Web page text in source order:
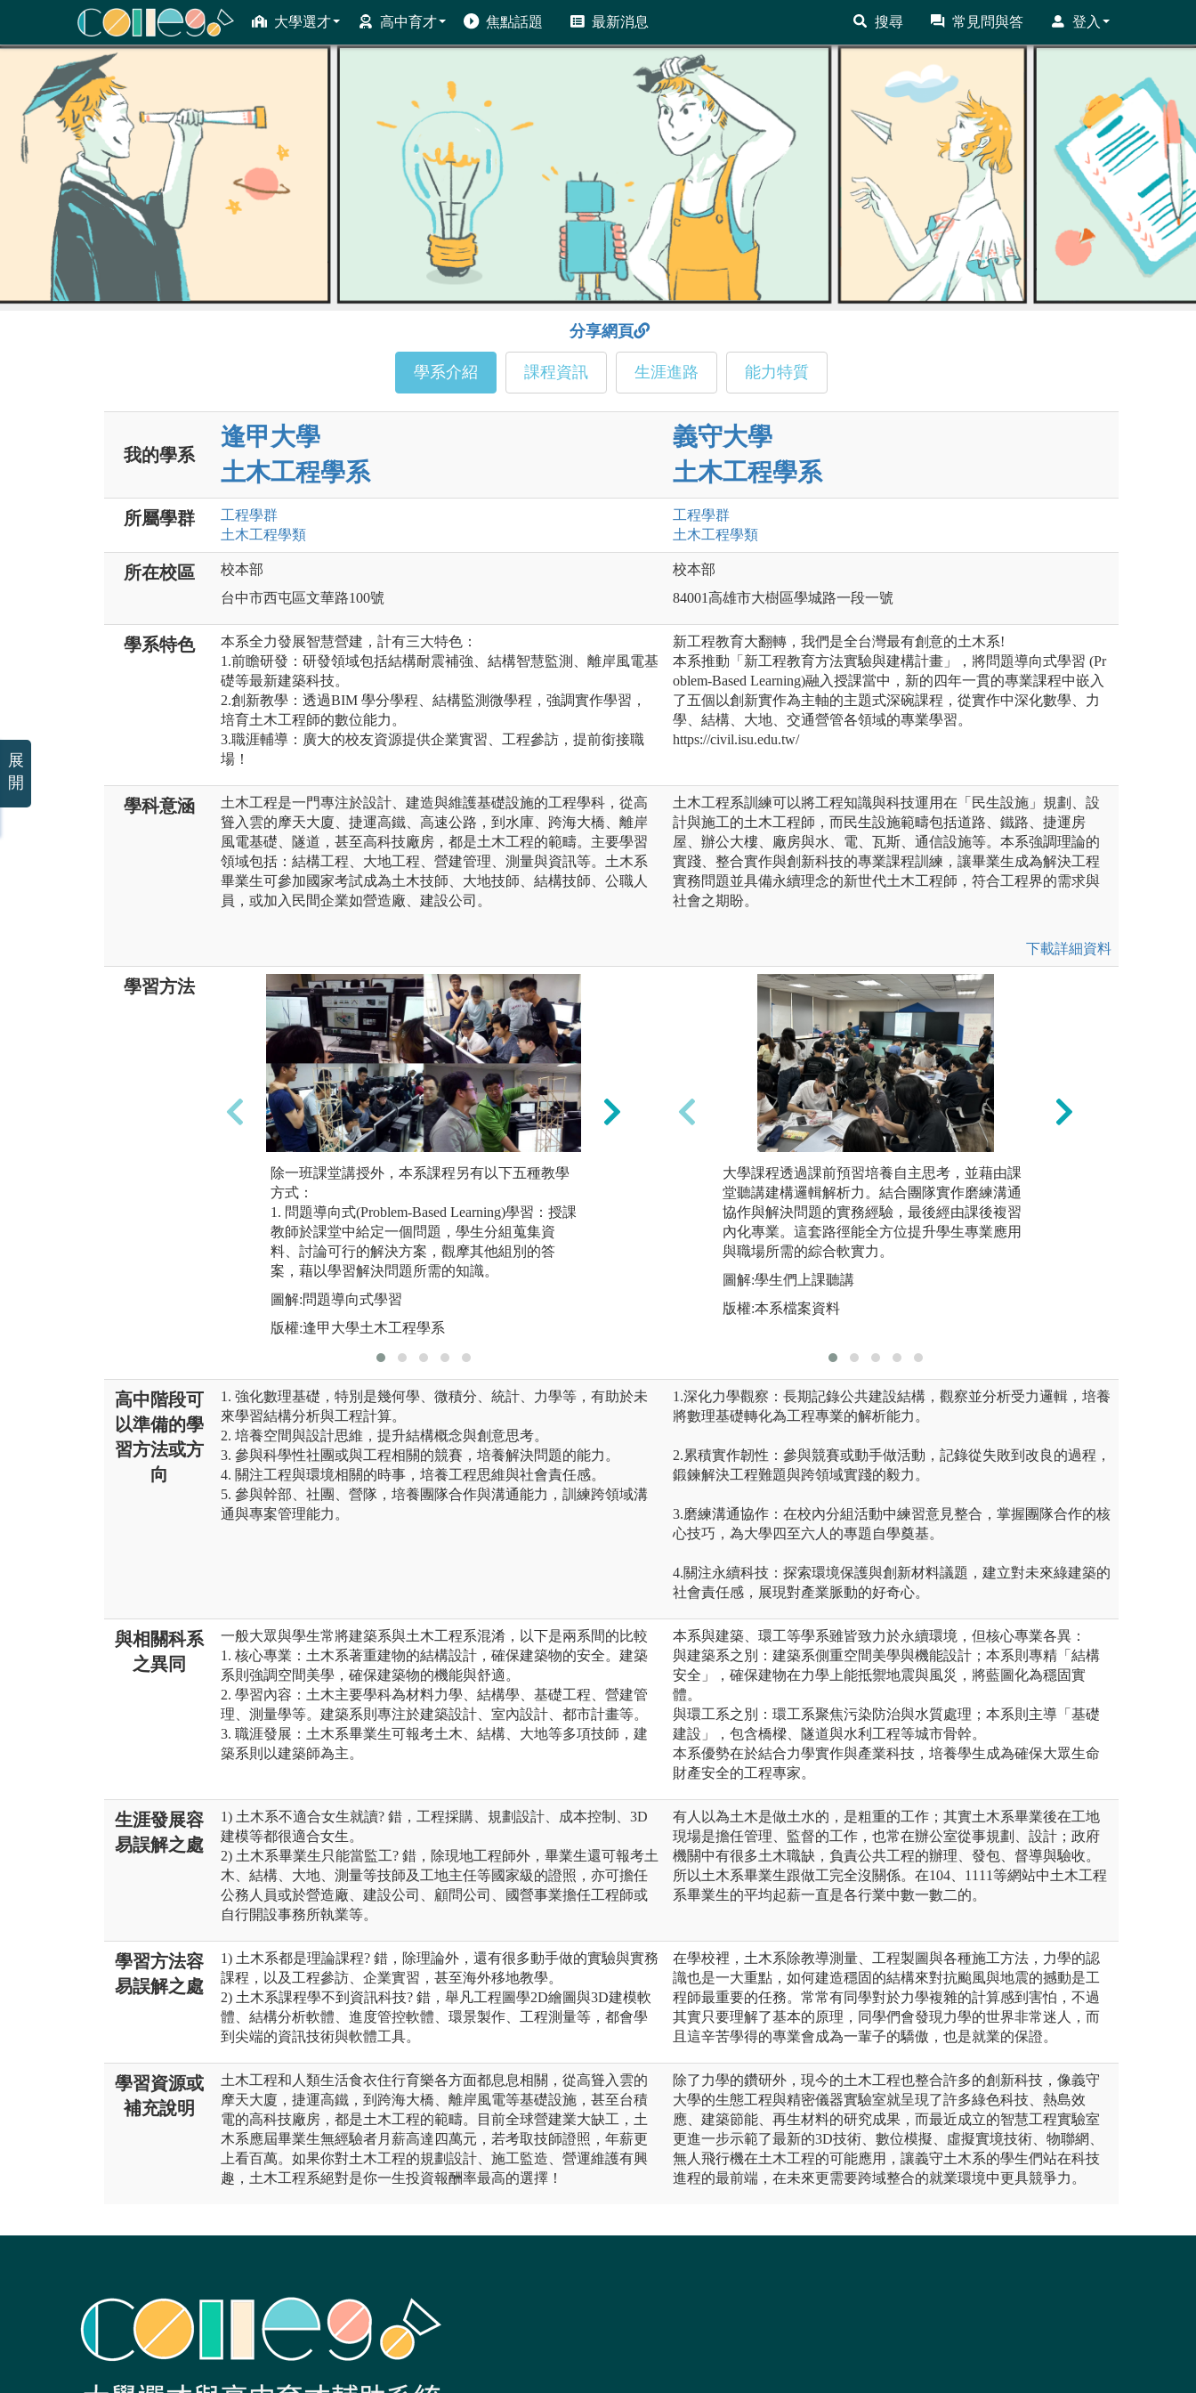
大學選才 高中育才 焦點話題 最新消息 搜尋 常見問與答 登入
ColleGo! 大學選才與高中育才輔助系統
分享網頁
學系介紹 課程資訊 生涯進路 能力特質
我的學系
逢甲大學
土木工程學系
義守大學
土木工程學系
所屬學群 工程學群
土木工程學類
工程學群
土木工程學類
所在校區
校本部
台中市西屯區文華路100號
校本部
84001高雄市大樹區學城路一段一號
學系特色
本系全力發展智慧營建，計有三大特色：
1.前瞻研發：研發領域包括結構耐震補強、結構智慧監測、離岸風電基
礎等最新建築科技。
2.創新教學：透過BIM 學分學程、結構監測微學程，強調實作學習，
培育土木工程師的數位能力。
3.職涯輔導：廣大的校友資源提供企業實習、工程參訪，提前銜接職
場！
新工程教育大翻轉，我們是全台灣最有創意的土木系!
本系推動「新工程教育方法實驗與建構計畫」，將問題導向式學習 (Pr
oblem-Based Learning)融入授課當中，新的四年一貫的專業課程中嵌入
了五個以創新實作為主軸的主題式深碗課程，從實作中深化數學、力
學、結構、大地、交通營管各領域的專業學習。
https://civil.isu.edu.tw/
學科意涵
土木工程是一門專注於設計、建造與維護基礎設施的工程學科，從高
聳入雲的摩天大廈、捷運高鐵、高速公路，到水庫、跨海大橋、離岸
風電基礎、隧道，甚至高科技廠房，都是土木工程的範疇。主要學習
領域包括：結構工程、大地工程、營建管理、測量與資訊等。土木系
畢業生可參加國家考試成為土木技師、大地技師、結構技師、公職人
員，或加入民間企業如營造廠、建設公司。
土木工程系訓練可以將工程知識與科技運用在「民生設施」規劃、設
計與施工的土木工程師，而民生設施範疇包括道路、鐵路、捷運房
屋、辦公大樓、廠房與水、電、瓦斯、通信設施等。本系強調理論的
實踐、整合實作與創新科技的專業課程訓練，讓畢業生成為解決工程
實務問題並具備永續理念的新世代土木工程師，符合工程界的需求與
社會之期盼。
下載詳細資料
學習方法
除一班課堂講授外，本系課程另有以下五種教學
方式：
1. 問題導向式(Problem-Based Learning)學習：授課
教師於課堂中給定一個問題，學生分組蒐集資
料、討論可行的解決方案，觀摩其他組別的答
案，藉以學習解決問題所需的知識。
圖解:問題導向式學習
版權:逢甲大學土木工程學系
2) 做中學、學中做(Do It Yourself)：本系工程圖
學、計算機程式語言、材料力學實驗、土壤力學
實驗、工程測量等課程，均有大量的上機實作、
力學實驗等，學生透過實際動手做的課堂演練，
加深學習的力道，又助於對專業知識的理解。
圖解:做中學、學中做
版權:逢甲大學土木工程學系
大學課程透過課前預習培養自主思考，並藉由課
堂聽講建構邏輯解析力。結合團隊實作磨練溝通
協作與解決問題的實務經驗，最後經由課後複習
內化專業。這套路徑能全方位提升學生專業應用
與職場所需的綜合軟實力。
圖解:學生們上課聽講
版權:本系檔案資料
高中階段可
以準備的學
習方法或方
向
1. 強化數理基礎，特別是幾何學、微積分、統計、力學等，有助於未
來學習結構分析與工程計算。
2. 培養空間與設計思維，提升結構概念與創意思考。
3. 參與科學性社團或與工程相關的競賽，培養解決問題的能力。
4. 關注工程與環境相關的時事，培養工程思維與社會責任感。
5. 參與幹部、社團、營隊，培養團隊合作與溝通能力，訓練跨領域溝
通與專案管理能力。
1.深化力學觀察：長期記錄公共建設結構，觀察並分析受力邏輯，培養
將數理基礎轉化為工程專業的解析能力。
2.累積實作韌性：參與競賽或動手做活動，記錄從失敗到改良的過程，
鍛鍊解決工程難題與跨領域實踐的毅力。
3.磨練溝通協作：在校內分組活動中練習意見整合，掌握團隊合作的核
心技巧，為大學四至六人的專題自學奠基。
4.關注永續科技：探索環境保護與創新材料議題，建立對未來綠建築的
社會責任感，展現對產業脈動的好奇心。
與相關科系
之異同
一般大眾與學生常將建築系與土木工程系混淆，以下是兩系間的比較
1. 核心專業：土木系著重建物的結構設計，確保建築物的安全。建築
系則強調空間美學，確保建築物的機能與舒適。
2. 學習內容：土木主要學科為材料力學、結構學、基礎工程、營建管
理、測量學等。建築系則專注於建築設計、室內設計、都市計畫等。
3. 職涯發展：土木系畢業生可報考土木、結構、大地等多項技師，建
築系則以建築師為主。
本系與建築、環工等學系雖皆致力於永續環境，但核心專業各異：
與建築系之別：建築系側重空間美學與機能設計；本系則專精「結構
安全」，確保建物在力學上能抵禦地震與風災，將藍圖化為穩固實
體。
與環工系之別：環工系聚焦污染防治與水質處理；本系則主導「基礎
建設」，包含橋樑、隧道與水利工程等城市骨幹。
本系優勢在於結合力學實作與產業科技，培養學生成為確保大眾生命
財產安全的工程專家。
生涯發展容
易誤解之處
1) 土木系不適合女生就讀? 錯，工程採購、規劃設計、成本控制、3D
建模等都很適合女生。
2) 土木系畢業生只能當監工? 錯，除現地工程師外，畢業生還可報考土
木、結構、大地、測量等技師及工地主任等國家級的證照，亦可擔任
公務人員或於營造廠、建設公司、顧問公司、國營事業擔任工程師或
自行開設事務所執業等。
有人以為土木是做土水的，是粗重的工作；其實土木系畢業後在工地
現場是擔任管理、監督的工作，也常在辦公室從事規劃、設計；政府
機關中有很多土木職缺，負責公共工程的辦理、發包、督導與驗收。
所以土木系畢業生跟做工完全沒關係。在104、1111等網站中土木工程
系畢業生的平均起薪一直是各行業中數一數二的。
學習方法容
易誤解之處
1) 土木系都是理論課程? 錯，除理論外，還有很多動手做的實驗與實務
課程，以及工程參訪、企業實習，甚至海外移地教學。
2) 土木系課程學不到資訊科技? 錯，舉凡工程圖學2D繪圖與3D建模軟
體、結構分析軟體、進度管控軟體、環景製作、工程測量等，都會學
到尖端的資訊技術與軟體工具。
在學校裡，土木系除教導測量、工程製圖與各種施工方法，力學的認
識也是一大重點，如何建造穩固的結構來對抗颱風與地震的撼動是工
程師最重要的任務。常常有同學對於力學複雜的計算感到害怕，不過
其實只要理解了基本的原理，同學們會發現力學的世界非常迷人，而
且這辛苦學得的專業會成為一輩子的驕傲，也是就業的保證。
學習資源或
補充說明
土木工程和人類生活食衣住行育樂各方面都息息相關，從高聳入雲的
摩天大廈，捷運高鐵，到跨海大橋、離岸風電等基礎設施，甚至台積
電的高科技廠房，都是土木工程的範疇。目前全球營建業大缺工，土
木系應屆畢業生無經驗者月薪高達四萬元，若考取技師證照，年薪更
上看百萬。如果你對土木工程的規劃設計、施工監造、營運維護有興
趣，土木工程系絕對是你一生投資報酬率最高的選擇！
除了力學的鑽研外，現今的土木工程也整合許多的創新科技，像義守
大學的生態工程與精密儀器實驗室就呈現了許多綠色科技、熱島效
應、建築節能、再生材料的研究成果，而最近成立的智慧工程實驗室
更進一步示範了最新的3D技術、數位模擬、虛擬實境技術、物聯網、
無人飛行機在土木工程的可能應用，讓義守土木系的學生們站在科技
進程的最前端，在未來更需要跨域整合的就業環境中更具競爭力。
展
開